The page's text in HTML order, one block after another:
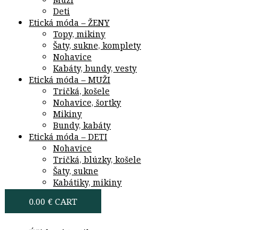
Deti
Etická móda – ŽENY
Topy, mikiny
Šaty, sukne, komplety
Nohavice
Kabáty, bundy, vesty
Etická móda – MUŽI
Tričká, košele
Nohavice, šortky
Mikiny
Bundy, kabáty
Etická móda – DETI
Nohavice
Tričká, blúzky, košele
Šaty, sukne
Kabátiky, mikiny
0.00 € CART